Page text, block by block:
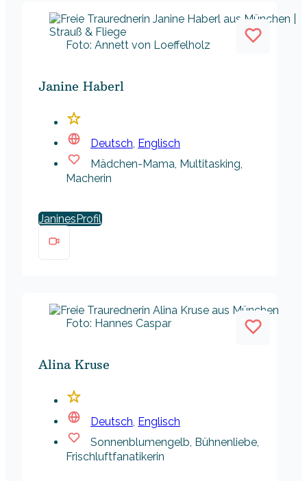
Foto: Annett von Loeffelholz
Janine Haberl
Deutsch, Englisch
Mädchen-Mama, Multitasking,
Macherin
Janines
Foto: Hannes Caspar
Alina Kruse
Deutsch, Englisch
Sonnenblumengelb, Bühnenliebe,
Frischluftfanatikerin